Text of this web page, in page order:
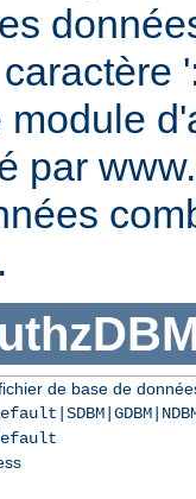
par
de base de